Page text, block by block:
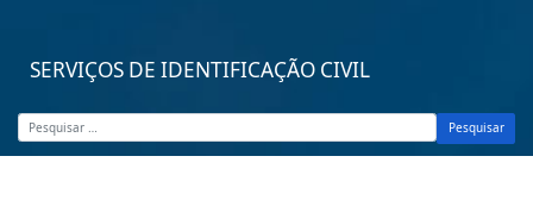
SERVIÇOS DE IDENTIFICAÇÃO CIVIL
Pesquisar